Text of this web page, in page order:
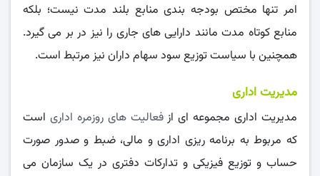
امر تنها مختص بودجه بندی منابع بلند مدت نیست؛ بلکه
منابع کوتاه مدت مانند دارایی ‌های جاری را نیز در بر می‌ گیرد.
همچنین با سیاست توزیع سود سهام داران نیز مرتبط است.
مدیریت اداری
مدیریت اداری مجموعه ای ازفعالیت ‌های روزمره اداری است
که مربوط به برنامه ‌ریزی اداری و مالی، ضبط و صدور صورت
حساب و توزیع فیزیکی و تدارکات دفتری در یک سازمان می